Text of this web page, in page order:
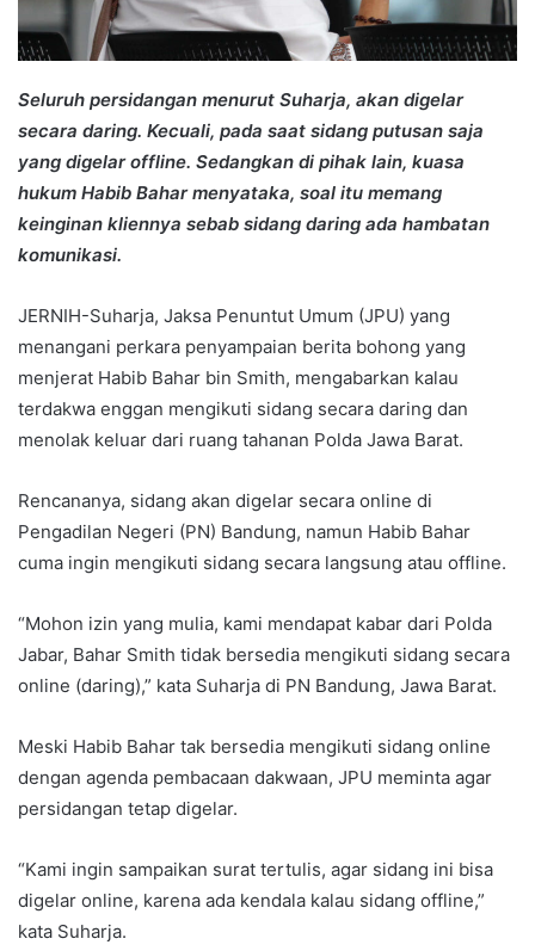
Seluruh persidangan menurut Suharja, akan digelar
secara daring. Kecuali, pada saat sidang putusan saja
yang digelar offline. Sedangkan di pihak lain, kuasa
hukum Habib Bahar menyataka, soal itu memang
keinginan kliennya sebab sidang daring ada hambatan
komunikasi.
JERNIH-Suharja, Jaksa Penuntut Umum (JPU) yang
menangani perkara penyampaian berita bohong yang
menjerat Habib Bahar bin Smith, mengabarkan kalau
terdakwa enggan mengikuti sidang secara daring dan
menolak keluar dari ruang tahanan Polda Jawa Barat.
Rencananya, sidang akan digelar secara online di
Pengadilan Negeri (PN) Bandung, namun Habib Bahar
cuma ingin mengikuti sidang secara langsung atau offline.
“Mohon izin yang mulia, kami mendapat kabar dari Polda
Jabar, Bahar Smith tidak bersedia mengikuti sidang secara
online (daring),” kata Suharja di PN Bandung, Jawa Barat.
Meski Habib Bahar tak bersedia mengikuti sidang online
dengan agenda pembacaan dakwaan, JPU meminta agar
persidangan tetap digelar.
“Kami ingin sampaikan surat tertulis, agar sidang ini bisa
digelar online, karena ada kendala kalau sidang offline,”
kata Suharja.